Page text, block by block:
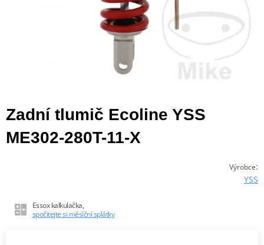
Zadní tlumič Ecoline YSS
ME302-280T-11-X
Výrobce:
YSS
Essox kalkulačka,
spočítejte si měsíční splátky